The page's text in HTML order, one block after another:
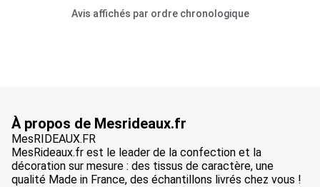
Avis affichés par ordre chronologique
À propos de Mesrideaux.fr
MesRIDEAUX.FR
MesRideaux.fr est le leader de la confection et la
décoration sur mesure : des tissus de caractère, une
qualité Made in France, des échantillons livrés chez vous !